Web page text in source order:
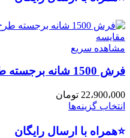
مقایسه
مشاهده سریع
فرش 1500 شانه برجسته طرح روشا وینتیج
22،900،000 تومان
انتخاب گزینه‌ها
⭐همراه با ارسال رایگان